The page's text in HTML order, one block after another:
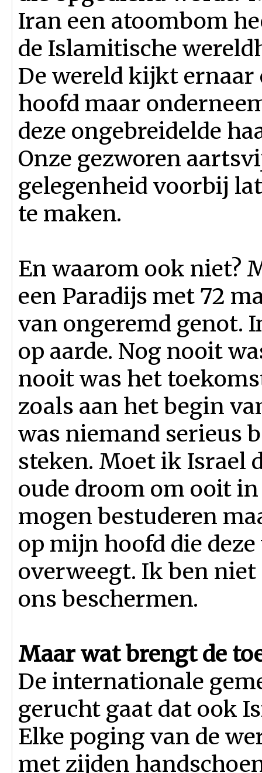
Iran een atoombom
de Islamitische
De wereld kijkt
hoofd maar
deze ongebreidelde
Onze gezworen
gelegenheid voorbij
te maken.
En waarom ook niet?
een Paradijs met 72
van ongeremd genot.
op aarde. Nog nooit
nooit was het
zoals aan het begin
was niemand serieus
steken. Moet ik Israel
oude droom om ooit
mogen bestuderen
op mijn hoofd die
overweegt. Ik ben niet
ons beschermen.
Maar wat brengt de
De internationale
gerucht gaat dat ook
Elke poging van de
met zijden